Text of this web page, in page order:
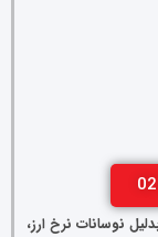
نوسانات نرخ ارز،